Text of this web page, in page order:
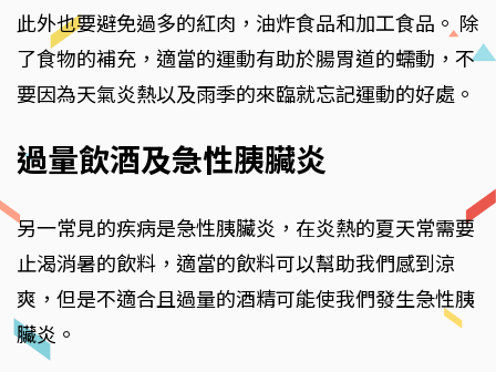
此外也要避免過多的紅肉，油炸食品和加工食品。 除
了食物的補充，適當的運動有助於腸胃道的蠕動，不
要因為天氣炎熱以及雨季的來臨就忘記運動的好處。
過量飲酒及急性胰臟炎
另一常見的疾病是急性胰臟炎，在炎熱的夏天常需要
止渴消暑的飲料，適當的飲料可以幫助我們感到涼
爽，但是不適合且過量的酒精可能使我們發生急性胰
臟炎。